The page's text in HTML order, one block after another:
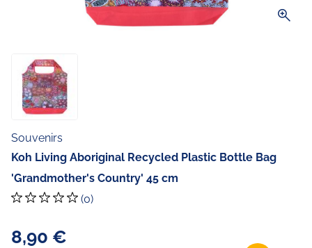
zoom_in
Souvenirs
Koh Living Aboriginal Recycled Plastic Bottle Bag
'Grandmother's Country' 45 cm
(0)
8,90 €